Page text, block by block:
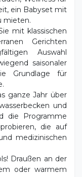
mieten.
mit klassischen
Gerichten
Auswahl
saisonaler
Grundlage für
ganze Jahr über
und
die Programme
die auf
medizinischen
Draußen an der
oder warmem
Die Kleinsten